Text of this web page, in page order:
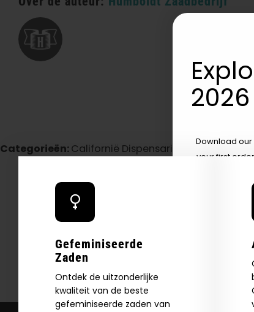
Categorieën:Californië Dispensarium / Levering
Gefeminiseerde
Zaden
Ontdek de uitzonderlijke
kwaliteit van de beste
gefeminiseerde zaden van
Download our
your first
*Our Site is For